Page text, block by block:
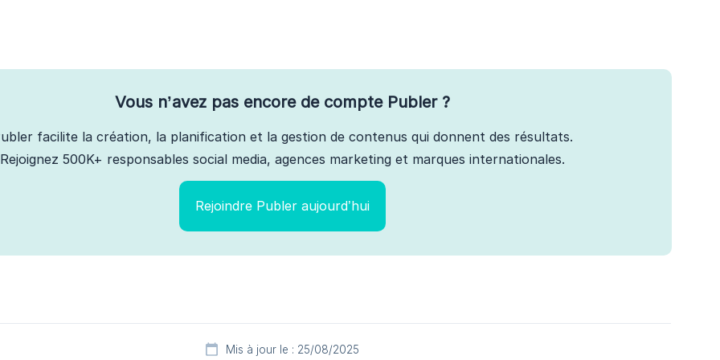
Vous n’avez pas encore de compte Publer ?
facilite la création, la planification et la gestion de contenus qui donnent des résultats.
Rejoignez 500K+ responsables social media, agences marketing et marques internationales.
Rejoindre Publer aujourd’hui
Mis à jour le : 25/08/2025